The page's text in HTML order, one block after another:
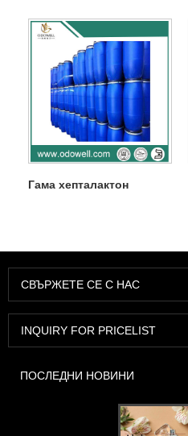
Гама хепталактон
СВЪРЖЕТЕ СЕ С НАС
INQUIRY FOR PRICELIST
ПОСЛЕДНИ НОВИНИ